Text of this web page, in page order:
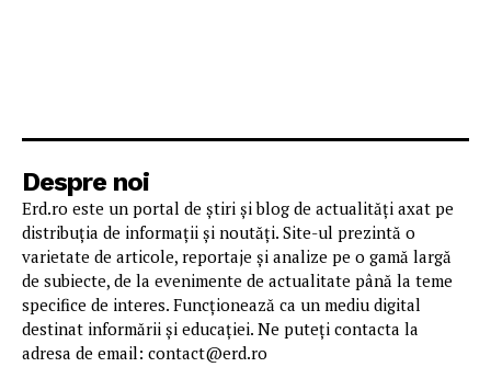
Despre noi
Erd.ro este un portal de știri și blog de actualități axat pe
distribuția de informații și noutăți. Site-ul prezintă o
varietate de articole, reportaje și analize pe o gamă largă
de subiecte, de la evenimente de actualitate până la teme
specifice de interes. Funcționează ca un mediu digital
destinat informării și educației. Ne puteți contacta la
adresa de email: contact@erd.ro